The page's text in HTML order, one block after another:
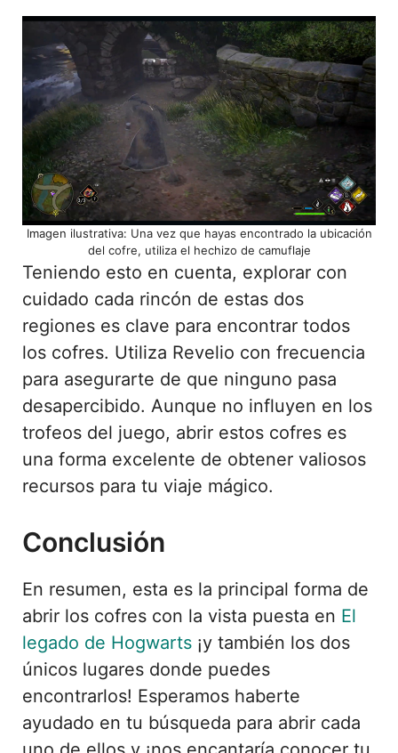
Imagen ilustrativa: Una vez que hayas encontrado la ubicación
del cofre, utiliza el hechizo de camuflaje
Teniendo esto en cuenta, explorar con
cuidado cada rincón de estas dos
regiones es clave para encontrar todos
los cofres. Utiliza Revelio con frecuencia
para asegurarte de que ninguno pasa
desapercibido. Aunque no influyen en los
trofeos del juego, abrir estos cofres es
una forma excelente de obtener valiosos
recursos para tu viaje mágico.
Conclusión
En resumen, esta es la principal forma de
abrir los cofres con la vista puesta en El
legado de Hogwarts ¡y también los dos
únicos lugares donde puedes
encontrarlos! Esperamos haberte
ayudado en tu búsqueda para abrir cada